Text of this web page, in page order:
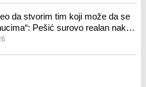
da stvorim tim koji može da se
Pešić surovo realan nakon